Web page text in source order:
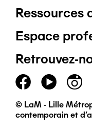
Pied
de
page
principal
Ressources
Espace
Retrouvez-
© LaM - Lille
contemporain et